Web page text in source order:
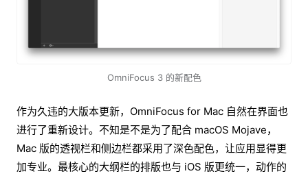
OmniFocus 3 的新配色
作为久违的大版本更新，OmniFocus for Mac 自然在界面也
进行了重新设计。不知是不是为了配合 macOS Mojave，
Mac 版的透视栏和侧边栏都采用了深色配色，让应用显得更
加专业。最核心的大纲栏的排版也与 iOS 版更统一，动作的